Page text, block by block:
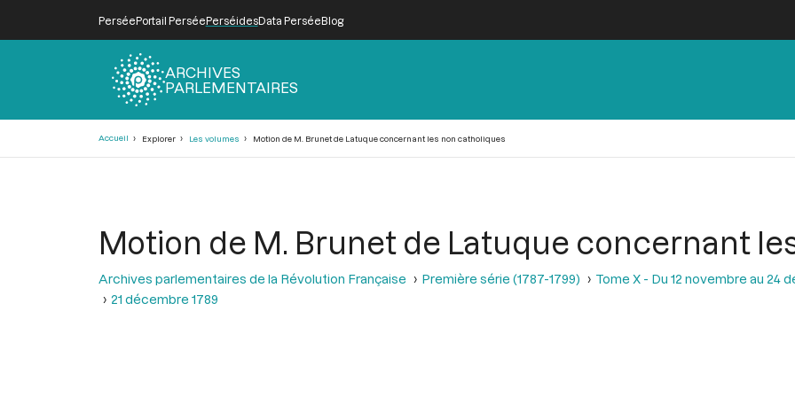
PerséePortail PerséePerséidesData PerséeBlog
ARCHIVES
PARLEMENTAIRES
Accueil Explorer Les volumes Motion de M. Brunet de Latuque concernant les non catholiques
Motion de M. Brunet de Latuque concernant
Archives parlementaires de la Révolution Française Première série (1787-1799) Tome X - Du 12 novembre au 24
21 décembre 1789